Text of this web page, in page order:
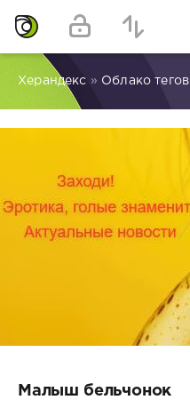
Херандекс » Облако тегов
Малыш бельчонок